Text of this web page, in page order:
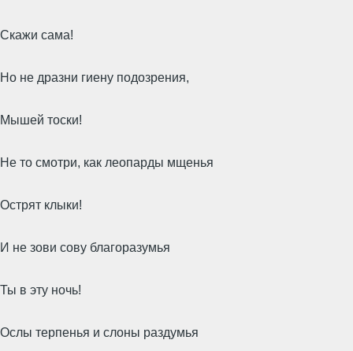
Скажи сама!
Но не дразни гиену подозрения,
Мышей тоски!
Не то смотри, как леопарды мщенья
Острят клыки!
И не зови сову благоразумья
Ты в эту ночь!
Ослы терпенья и слоны раздумья